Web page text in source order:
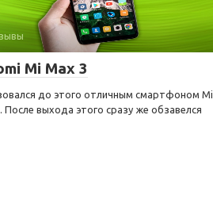
Mi Max 3
до этого отличным смартфоном Mi
После выхода этого сразу же обзавелся